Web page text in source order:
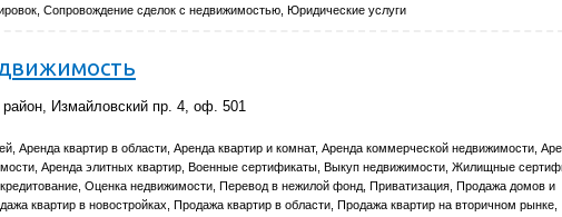
Сопровождение сделок с недвижимостью, Юридические услуги
Измайловский пр. 4, оф. 501
Аренда квартир в области, Аренда квартир и комнат, Аренда коммерческой недвижимости,
Аренда элитных квартир, Военные сертификаты, Выкуп недвижимости, Жилищные
Оценка недвижимости, Перевод в нежилой фонд, Приватизация, Продажа домов и
квартир в новостройках, Продажа квартир в области, Продажа квартир на вторичном рынке,